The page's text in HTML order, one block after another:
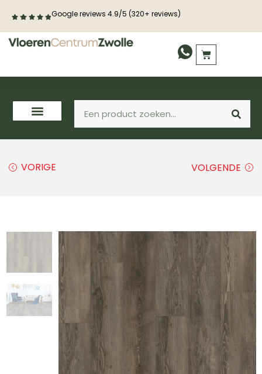
Google reviews 4.9/5 (320+ reviews)
VORIGE VOLGENDE